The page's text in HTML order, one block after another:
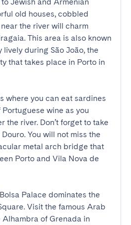
old houses, cobbled
the river will charm
This area is also known
during São João, the
that takes place in Porto in
where you can eat sardines
wine as you
the river. Don’t forget to take
You will not miss the
metal arch bridge that
Porto and Vila Nova de
Palace dominates the
Visit the famous Arab
of Grenada in